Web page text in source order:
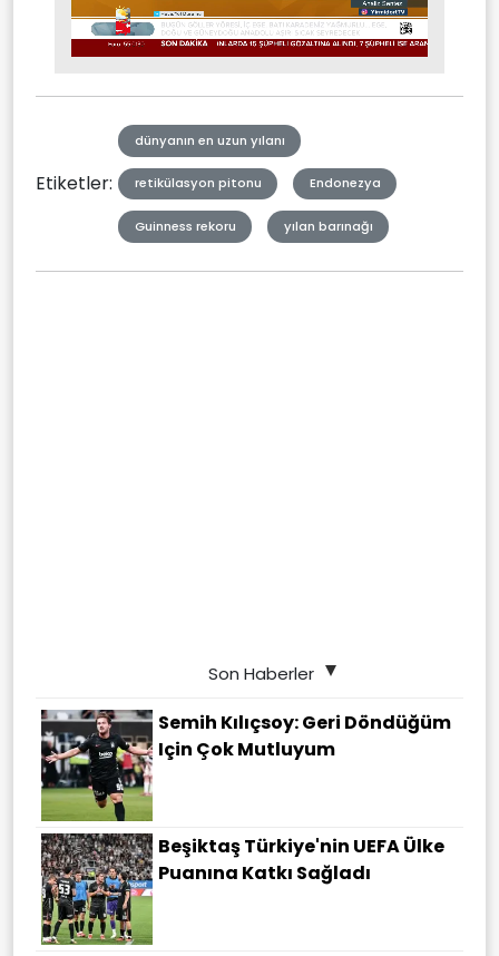
Mute Stream
Etiketler:
dünyanın en uzun yılanı
retikülasyon pitonu Endonezya
Guinness rekoru yılan barınağı
Son Haberler
Semih Kılıçsoy: Geri Döndüğüm
Için Çok Mutluyum
Beşiktaş Türkiye'nin UEFA Ülke
Puanına Katkı Sağladı